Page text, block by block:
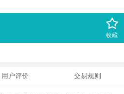
收藏
用户评价 交易规则